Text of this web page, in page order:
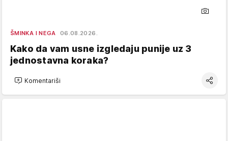
ŠMINKA I NEGA 06.08.2026.
Kako da vam usne izgledaju punije uz 3
jednostavna koraka?
Komentariši